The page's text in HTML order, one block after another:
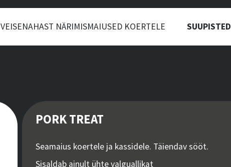
VEISENAHAST NÄRIMISMAIUSED KOERTELE SUUPISTED
PORK TREAT
Seamaius koertele ja kassidele. Täiendav sööt.
Sisaldab ainult ühte valguallikat